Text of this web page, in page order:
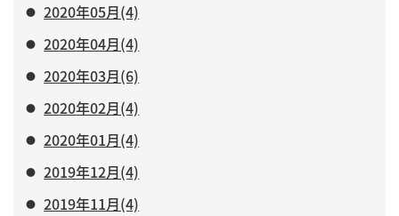
2020年05月(4)
2020年04月(4)
2020年03月(6)
2020年02月(4)
2020年01月(4)
2019年12月(4)
2019年11月(4)